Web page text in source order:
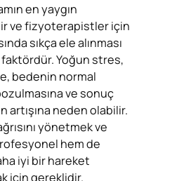
en yaygın
ve fizyoterapistler için
sıkça ele alınması
Yoğun stres,
bedenin normal
ve sonuç
artışına neden olabilir.
yönetmek ve
hem de
iyi bir hareket
için gereklidir.